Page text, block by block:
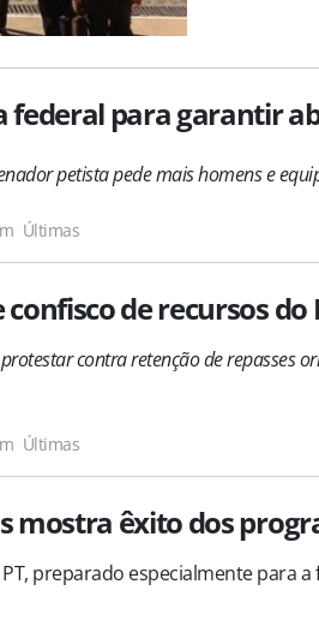
federal para garantir
petista pede mais homens e
Últimas
de recursos do
contra retenção de repasses
Últimas
mostra êxito dos
preparado especialmente para